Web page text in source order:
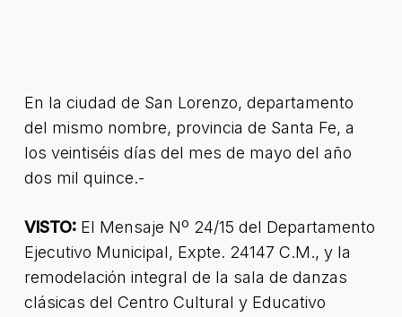
En la ciudad de San Lorenzo, departamento
del mismo nombre, provincia de Santa Fe, a
los veintiséis días del mes de mayo del año
dos mil quince.-
VISTO:El Mensaje Nº 24/15 del Departamento
Ejecutivo Municipal, Expte. 24147 C.M., y la
remodelación integral de la sala de danzas
clásicas del Centro Cultural y Educativo